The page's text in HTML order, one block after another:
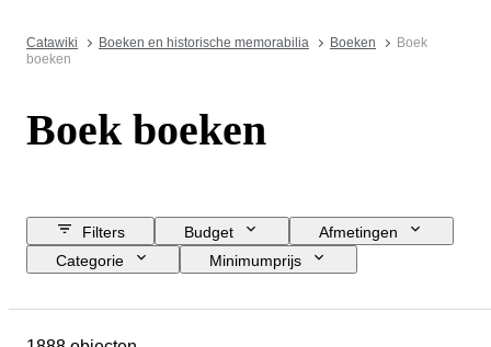
Catawiki Boeken en historische memorabilia Boeken
Boek
boeken
Boek boeken
Filters Budget
Afmetingen
Categorie
Minimumprijs